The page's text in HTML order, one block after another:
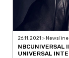
26.11.2021 >
NBCUNIVERSAL
UNIVERSAL